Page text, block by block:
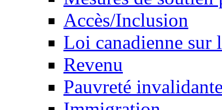
Accès/Inclusion
Loi canadienne sur
Revenu
Pauvreté